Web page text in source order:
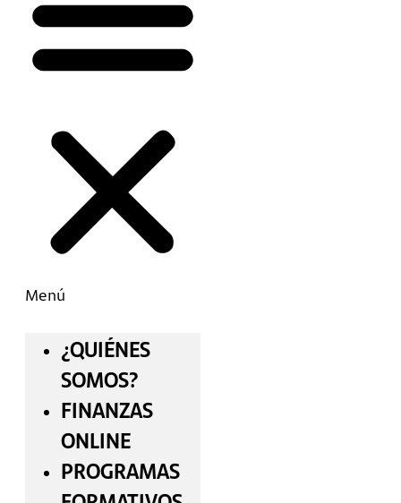
Menú
¿QUIÉNES
SOMOS?
FINANZAS
ONLINE
PROGRAMAS